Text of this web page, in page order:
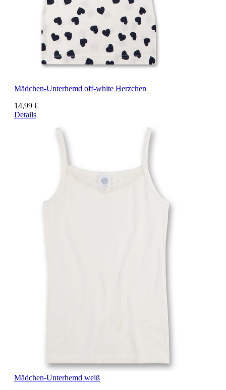
Mädchen-Unterhemd off-white Herzchen
14,99 €
Details
Mädchen-Unterhemd weiß